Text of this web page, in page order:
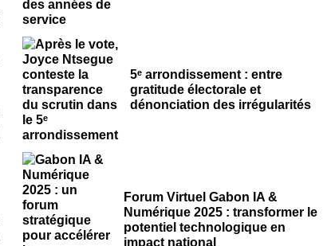
5ᵉ arrondissement : entre
gratitude électorale et
dénonciation des irrégularités
Forum Virtuel Gabon IA &
Numérique 2025 : transformer le
potentiel technologique en
impact national